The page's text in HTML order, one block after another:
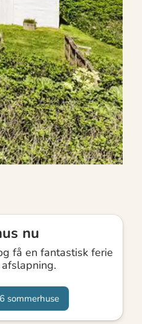
nu
få en fantastisk ferie
sommerhuse